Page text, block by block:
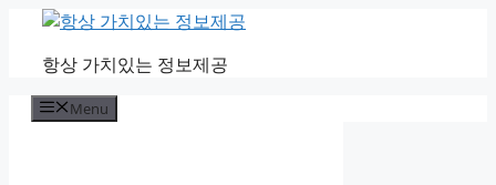
content
항상 가치있는 정보제공
Menu